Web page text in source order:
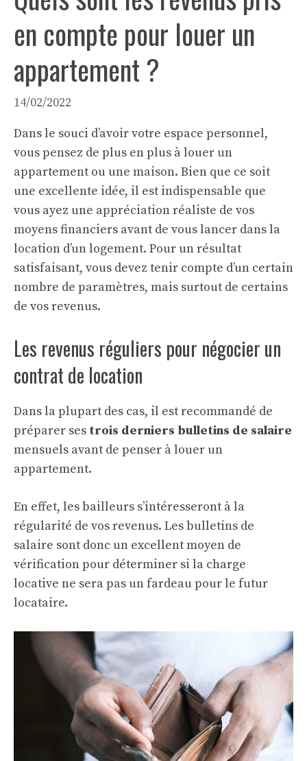
en compte pour louer un
appartement ?
14/02/2022
Dans le souci d’avoir votre espace personnel,
vous pensez de plus en plus à louer un
appartement ou une maison. Bien que ce soit
une excellente idée, il est indispensable que
vous ayez une appréciation réaliste de vos
moyens financiers avant de vous lancer dans la
location d’un logement. Pour un résultat
satisfaisant, vous devez tenir compte d’un certain
nombre de paramètres, mais surtout de certains
de vos revenus.
Les revenus réguliers pour négocier un
contrat de location
Dans la plupart des cas, il est recommandé de
préparer ses trois derniers bulletins de salaire
mensuels avant de penser à louer un
appartement.
En effet, les bailleurs s’intéresseront à la
régularité de vos revenus. Les bulletins de
salaire sont donc un excellent moyen de
vérification pour déterminer si la charge
locative ne sera pas un fardeau pour le futur
locataire.